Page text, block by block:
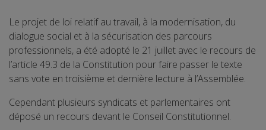
Le projet de loi relatif au travail, à la modernisation, du
dialogue social et à la sécurisation des parcours
professionnels, a été adopté le 21 juillet avec le recours de
l’article 49.3 de la Constitution pour faire passer le texte
sans vote en troisième et dernière lecture à l’Assemblée.
Cependant plusieurs syndicats et parlementaires ont
déposé un recours devant le Conseil Constitutionnel.